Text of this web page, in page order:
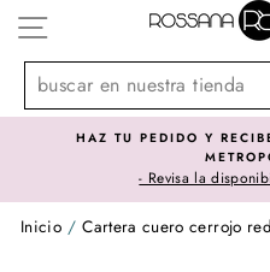
directamente
contenido
NAVEGACIÓN
HAZ TU PEDIDO Y
- Revisa la
Inicio / Cartera cuero cerrojo